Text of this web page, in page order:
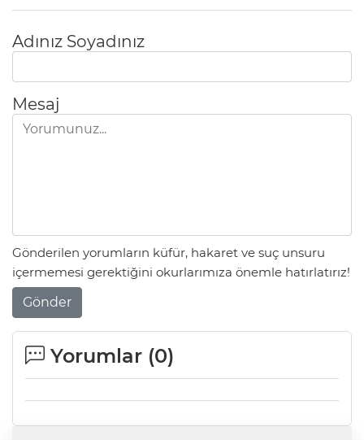
Adınız Soyadınız
Mesaj
Gönderilen yorumların küfür, hakaret ve suç unsuru
içermemesi gerektiğini okurlarımıza önemle hatırlatırız!
Gönder
Yorumlar (0)